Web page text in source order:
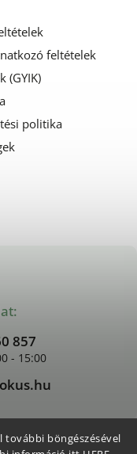
további böngészésével
857
feltételek
(GYIK)
politika